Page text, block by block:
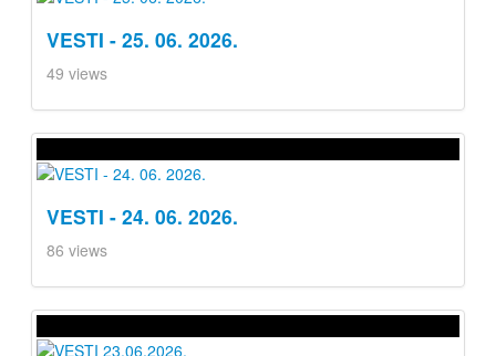
VESTI - 25. 06. 2026.
49 views
VESTI - 24. 06. 2026.
86 views